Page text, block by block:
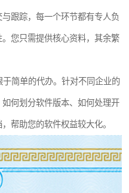
跟踪，每一个环节都有专人负
您只需提供核心资料，其余繁
于简单的代办。针对不同企业的
何划分软件版本、如何处理开
帮助您的软件权益较大化。